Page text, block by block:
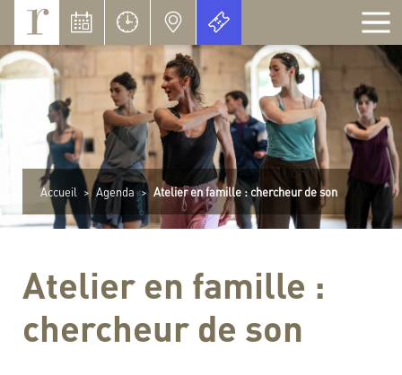
Accueil > Agenda > Atelier en famille : chercheur de son
Atelier en famille :
chercheur de son
Panneau de gestion des cookies